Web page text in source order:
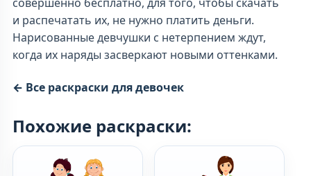
и распечатать их, не нужно платить деньги.
Нарисованные девчушки с нетерпением ждут,
когда их наряды засверкают новыми оттенками.
← Все раскраски для девочек
Похожие раскраски: